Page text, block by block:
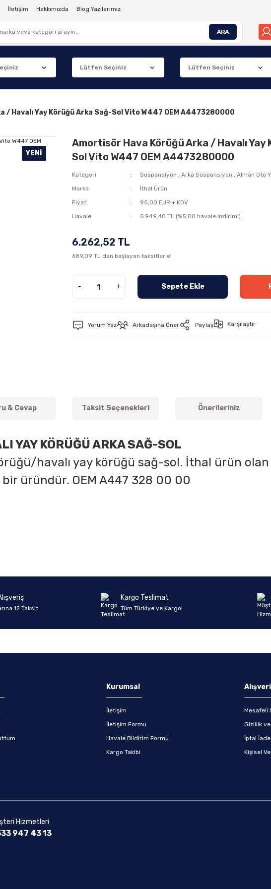
İletişim Hakkımızda Blog Yazılarımız
ARA
/ Havalı Yay Körüğü Arka Sağ-Sol Vito W447 OEM A4473280000
YENI
Amortisör Hava Körüğü Arka / Havalı Yay
Sol Vito W447 OEM A4473280000
Kategori Süspansiyon ,Arka Süspansiyon ,Alman Oto
Marka
İthal Ürün
Fiyat
95,00 EUR + KDV
Havale
5.949,40 TL (%5,00 havale indirimi)
6.262,52 TL
689,09 TL den başlayan taksitlerle!
- + Sepete Ekle
Yorum Yaz Arkadaşına Öner Paylaş Karşılaştır
& Cevap Taksit Seçenekleri Önerileriniz
YAY KÖRÜĞÜ ARKA SAĞ-SOL
havalı yay körüğü sağ-sol. İthal ürün
üründür. OEM A447 328 00 00
12 Taksit
Kargo Teslimat
Tüm Türkiye’ye Kargo!
Kurumsal
İletişim
İletişim Formu
Havale Bildirim Formu
Kargo Takibi
Mesafeli
Gizlilik
İptal
Kişisel
Hizmetleri
947 43 13